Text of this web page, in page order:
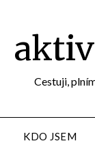
Cestuji,
KDO JSEM